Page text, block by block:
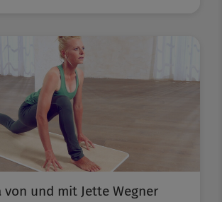
von und mit Jette Wegner